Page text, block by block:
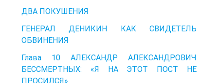
ДВА ПОКУШЕНИЯ
ГЕНЕРАЛ ДЕНИКИН КАК СВИДЕТЕЛЬ
ОБВИНЕНИЯ
Глава 10 АЛЕКСАНДР АЛЕКСАНДРОВИЧ
БЕССМЕРТНЫХ: «Я НА ЭТОТ ПОСТ НЕ
ПРОСИЛСЯ»